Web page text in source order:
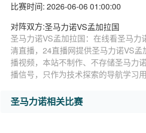
比赛时间: 2026-06-06 01:00:00
对阵双方:圣马力诺VS孟加拉国
圣马力诺VS孟加拉国：在线看圣马力
清直播，24直播网提供圣马力诺VS孟
播视频，本站不制作、不存储圣马力
播信号，只作为技术探索的导航学习用
圣马力诺相关比赛